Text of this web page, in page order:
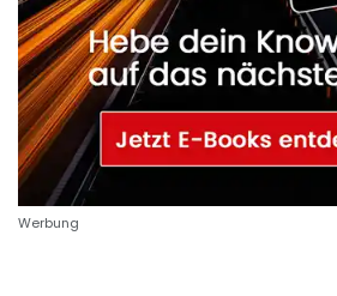
Werbung